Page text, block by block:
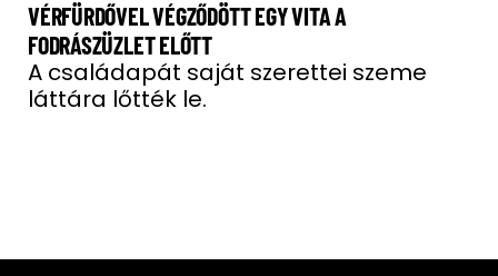
VÉRFÜRDŐVEL VÉGZŐDÖTT EGY VITA A
FODRÁSZÜZLET ELŐTT
A családapát saját szerettei szeme
láttára lőtték le.